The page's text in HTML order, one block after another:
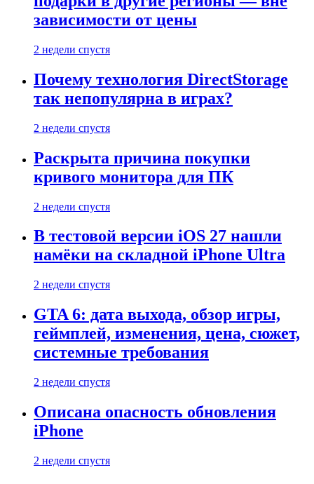
зависимости от цены
2 недели спустя
Почему технология DirectStorage
так непопулярна в играх?
2 недели спустя
Раскрыта причина покупки
кривого монитора для ПК
2 недели спустя
В тестовой версии iOS 27 нашли
намёки на складной iPhone Ultra
2 недели спустя
GTA 6: дата выхода, обзор игры,
геймплей, изменения, цена, сюжет,
системные требования
2 недели спустя
Описана опасность обновления
iPhone
2 недели спустя